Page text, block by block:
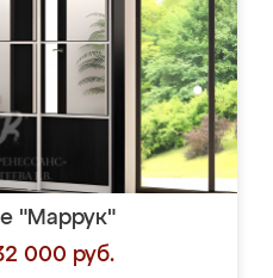
"Маррук"
000 руб.